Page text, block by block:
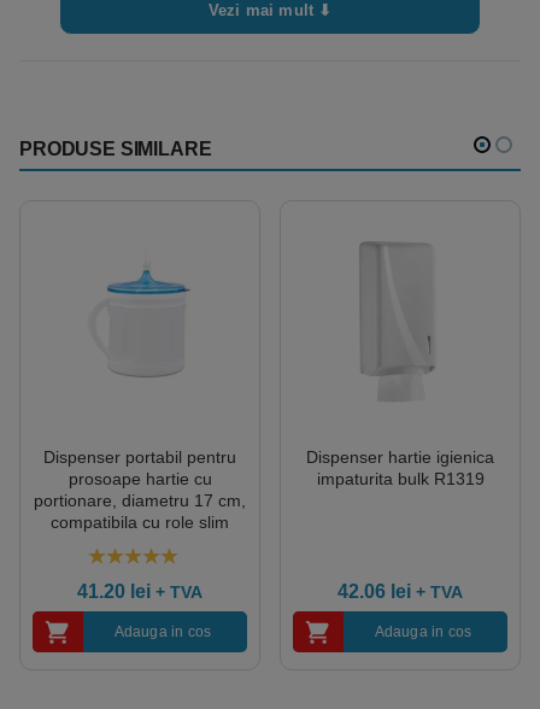
Vezi mai mult ⬇
PRODUSE SIMILARE
Dispenser portabil pentru
prosoape hartie cu
portionare, diametru 17 cm,
compatibila cu role slim
41.20 lei + TVA
Adauga in cos
Dispenser hartie igienica
impaturita bulk R1319
42.06 lei + TVA
Adauga in cos